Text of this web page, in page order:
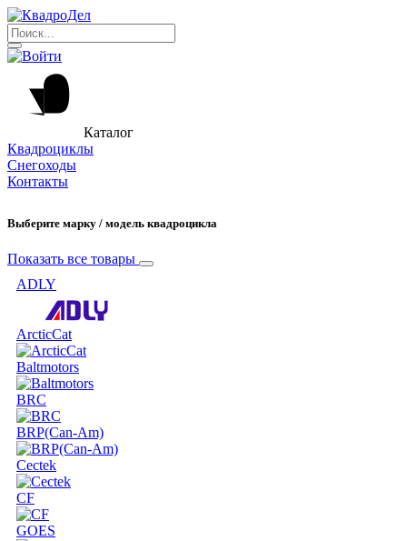
Каталог
Квадроциклы
Снегоходы
Контакты
Выберите марку / модель квадроцикла
Показать все товары
ADLY
ArcticCat
Baltmotors
BRC
BRP(Can-Am)
Cectek
CF
GOES